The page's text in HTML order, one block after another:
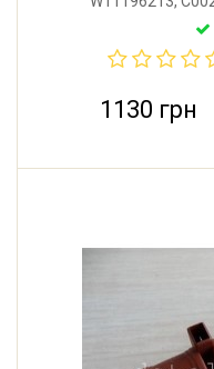
запалювання для
1130 грн